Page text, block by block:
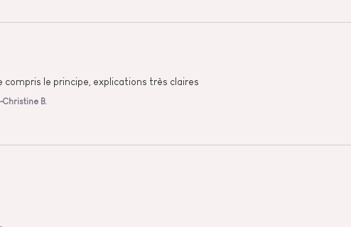
le principe, explications très claires
Christine B.